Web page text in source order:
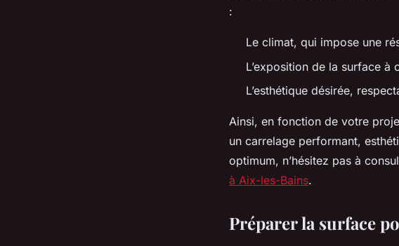
:
Le climat, qui impose une
L’exposition de la surface à
L’esthétique désirée,
Ainsi, en fonction de votre
un carrelage performant,
optimum, n’hésitez pas à
à Aix-les-Bains.
Préparer la surface